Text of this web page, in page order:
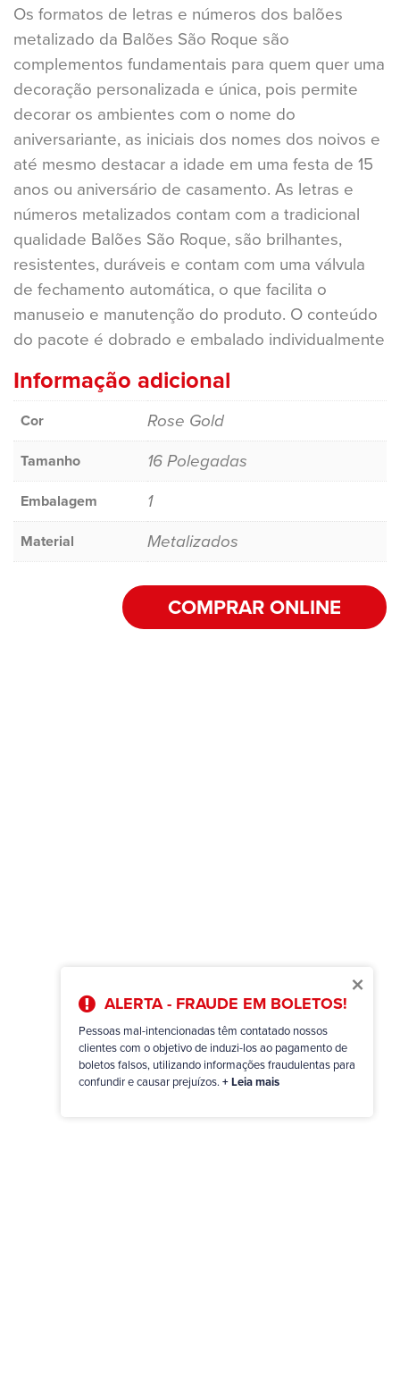
×
ALERTA - FRAUDE EM BOLETOS!
Pessoas mal-intencionadas têm contatado nossos
clientes com o objetivo de induzi-los ao pagamento de
boletos falsos, utilizando informações fraudulentas para
confundir e causar prejuízos. + Leia mais
Os formatos de letras e números dos balões
metalizado da Balões São Roque são
complementos fundamentais para quem quer uma
decoração personalizada e única, pois permite
decorar os ambientes com o nome do
aniversariante, as iniciais dos nomes dos noivos e
até mesmo destacar a idade em uma festa de 15
anos ou aniversário de casamento. As letras e
números metalizados contam com a tradicional
qualidade Balões São Roque, são brilhantes,
resistentes, duráveis e contam com uma válvula
de fechamento automática, o que facilita o
manuseio e manutenção do produto. O conteúdo
do pacote é dobrado e embalado individualmente
Informação adicional
Cor Rose Gold
Tamanho 16 Polegadas
Embalagem 1
Material Metalizados
COMPRAR ONLINE